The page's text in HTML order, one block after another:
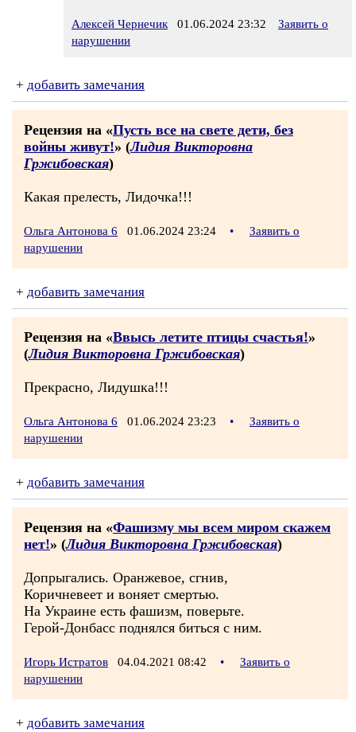
Алексей Чернечик 01.06.2024 23:32
Заявить о
нарушении
+ добавить замечания
Рецензия на «Пусть все на свете дети, без
войны живут!» (Лидия Викторовна
Гржибовская)
Какая прелесть, Лидочка!!!
Ольга Антонова 6 01.06.2024 23:24 •
Заявить о
нарушении
+ добавить замечания
Рецензия на «Ввысь летите птицы счастья!»
(Лидия Викторовна Гржибовская)
Прекрасно, Лидушка!!!
Ольга Антонова 6 01.06.2024 23:23 •
Заявить о
нарушении
+ добавить замечания
Рецензия на «Фашизму мы всем миром скажем
нет!» (Лидия Викторовна Гржибовская)
Допрыгались. Оранжевое, сгнив,
Коричневеет и воняет смертью.
На Украине есть фашизм, поверьте.
Герой-Донбасс поднялся биться с ним.
Игорь Истратов 04.04.2021 08:42 •
Заявить о
нарушении
+ добавить замечания